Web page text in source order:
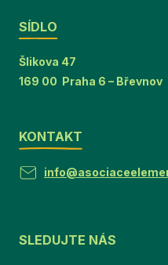
SÍDLO
Šlikova 47
169 00 Praha 6 – Břevnov
KONTAKT
SLEDUJTE NÁS